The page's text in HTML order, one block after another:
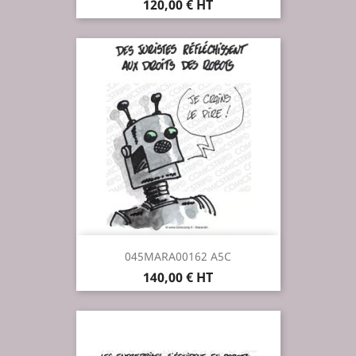
Prix
120,00 € HT
045MARA00162 A5C
Prix
140,00 € HT